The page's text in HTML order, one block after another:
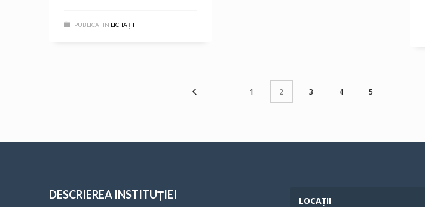
PUBLICAT IN LICITAȚII
1 2 3 4 5
DESCRIEREA INSTITUȚIEI LOCAȚII